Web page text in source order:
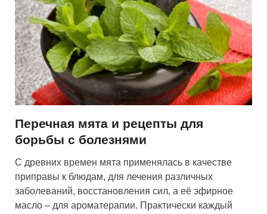
Перечная мята и рецепты для
борьбы с болезнями
С древних времен мята применялась в качестве
приправы к блюдам, для лечения различных
заболеваний, восстановления сил, а её эфирное
масло – для ароматерапии. Практически каждый